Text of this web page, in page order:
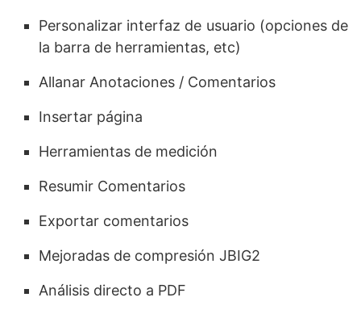
Personalizar interfaz de usuario (opciones de
la barra de herramientas, etc)
Allanar Anotaciones / Comentarios
Insertar página
Herramientas de medición
Resumir Comentarios
Exportar comentarios
Mejoradas de compresión JBIG2
Análisis directo a PDF